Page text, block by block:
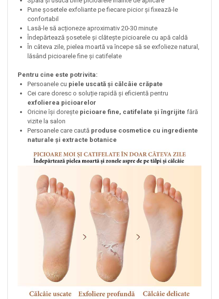
Pune șosetele exfoliante pe fiecare picior și fixează-le
confortabil
Lasă-le să acționeze aproximativ 20-30 minute
Îndepărtează șosetele și clătește picioarele cu apă caldă
În câteva zile, pielea moartă va începe să se exfolieze natural,
lăsând picioarele fine și catifelate
Pentru cine este potrivita:
Persoanele cu piele uscată și călcâie crăpate
Cei care doresc o soluție rapidă și eficientă pentru
exfolierea picioarelor
Oricine își dorește picioare fine, catifelate și îngrijite fără
vizite la salon
Persoanele care caută produse cosmetice cu ingrediente
naturale și extracte botanice